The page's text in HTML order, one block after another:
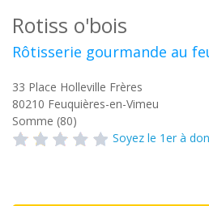
Rotiss o'bois
Rôtisserie gourmande au
33 Place Holleville Frères
80210 Feuquières-en-Vimeu
Somme (80)
Soyez le 1er à